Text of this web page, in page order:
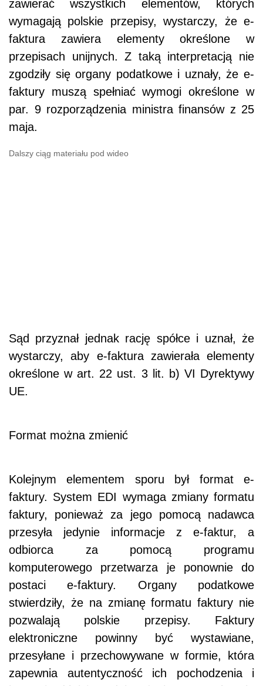
zawierać wszystkich elementów, których
wymagają polskie przepisy, wystarczy, że e-
faktura zawiera elementy określone w
przepisach unijnych. Z taką interpretacją nie
zgodziły się organy podatkowe i uznały, że e-
faktury muszą spełniać wymogi określone w
par. 9 rozporządzenia ministra finansów z 25
maja.
Dalszy ciąg materiału pod wideo
Sąd przyznał jednak rację spółce i uznał, że
wystarczy, aby e-faktura zawierała elementy
określone w art. 22 ust. 3 lit. b) VI Dyrektywy
UE.
Format można zmienić
Kolejnym elementem sporu był format e-
faktury. System EDI wymaga zmiany formatu
faktury, ponieważ za jego pomocą nadawca
przesyła jedynie informacje z e-faktur, a
odbiorca za pomocą programu
komputerowego przetwarza je ponownie do
postaci e-faktury. Organy podatkowe
stwierdziły, że na zmianę formatu faktury nie
pozwalają polskie przepisy. Faktury
elektroniczne powinny być wystawiane,
przesyłane i przechowywane w formie, która
zapewnia autentyczność ich pochodzenia i